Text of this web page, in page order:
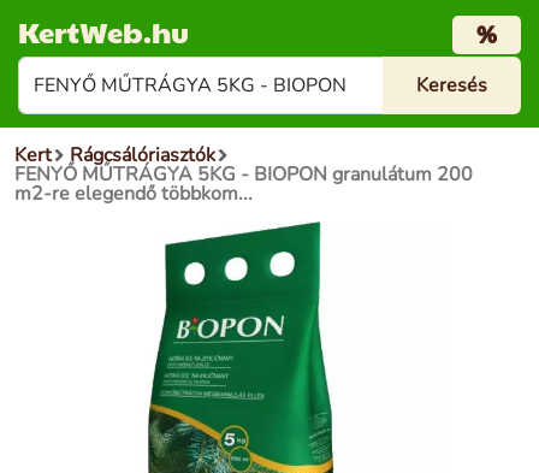
KertWeb.hu %
Kert Rágcsálóriasztók
FENYŐ MŰTRÁGYA 5KG - BIOPON granulátum 200
m2-re elegendő többkom...